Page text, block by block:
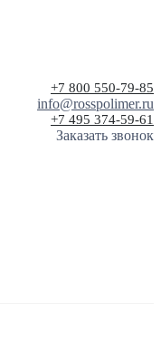
+7 800 550-79-85
info@rosspolimer.ru
+7 495 374-59-61
Заказать звонок